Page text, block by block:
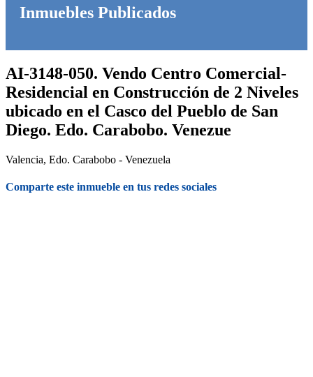
Inmuebles Publicados
AI-3148-050. Vendo Centro Comercial-
Residencial en Construcción de 2 Niveles
ubicado en el Casco del Pueblo de San
Diego. Edo. Carabobo. Venezue
Valencia, Edo. Carabobo - Venezuela
Comparte este inmueble en tus redes sociales